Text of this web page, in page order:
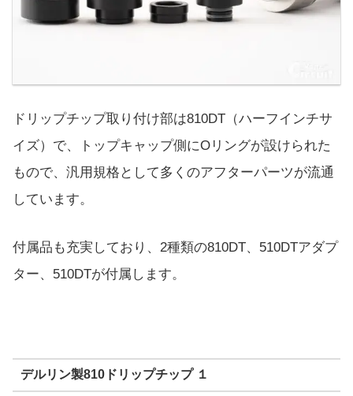
ドリップチップ取り付け部は810DT（ハーフインチサ
イズ）で、トップキャップ側にOリングが設けられた
もので、汎用規格として多くのアフターパーツが流通
しています。
付属品も充実しており、2種類の810DT、510DTアダプ
ター、510DTが付属します。
デルリン製810ドリップチップ １